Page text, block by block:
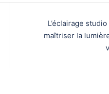
L’éclairage
maîtriser la